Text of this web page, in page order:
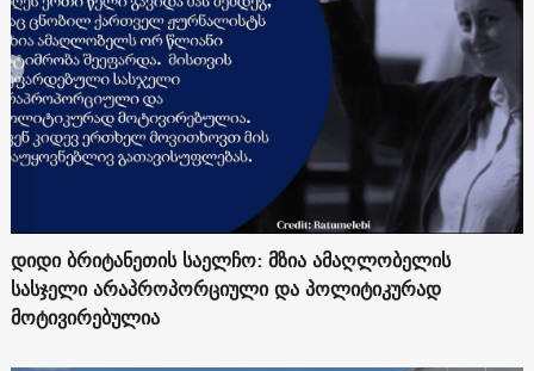
დიდი ბრიტანეთის საელჩო: მზია ამაღლობელის
სასჯელი არაპროპორციული და პოლიტიკურად
მოტივირებულია